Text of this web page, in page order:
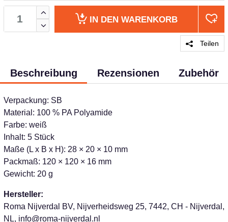
IN DEN WARENKORB
Teilen
Beschreibung Rezensionen Zubehör
Verpackung: SB
Material: 100 % PA Polyamide
Farbe: weiß
Inhalt: 5 Stück
Maße (L x B x H): 28 × 20 × 10 mm
Packmaß: 120 × 120 × 16 mm
Gewicht: 20 g
Hersteller:
Roma Nijverdal BV, Nijverheidsweg 25, 7442, CH - Nijverdal,
NL, info@roma-nijverdal.nl